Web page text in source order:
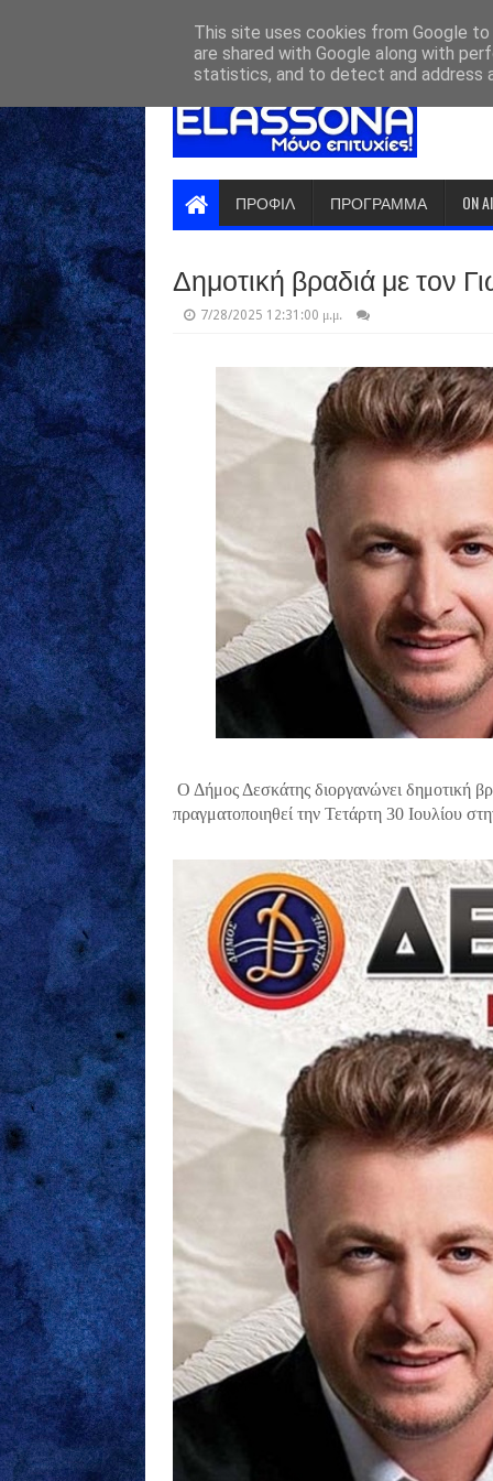
ΠΡΟΦΙΛ ΠΡΟΓΡΑΜΜΑ ON
Δημοτική βραδιά με τον
7/28/2025 12:31:00 μ.μ.
Ο Δήμος Δεσκάτης διοργανώνει δημοτική
πραγματοποιηθεί την Τετάρτη 30 Ιουλίου
This site uses cookies from Google
are shared with Google along with
statistics, and to detect and address